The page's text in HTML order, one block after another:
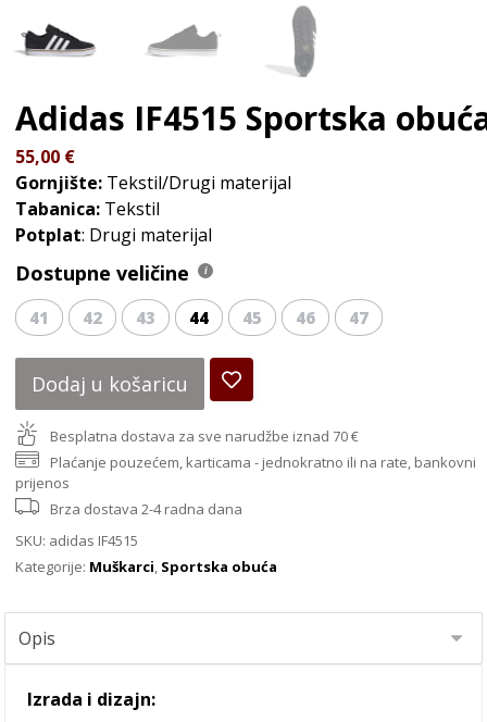
Adidas IF4515 Sportska
55,00 €
Gornjište: Tekstil/Drugi materijal
Tabanica: Tekstil
Potplat: Drugi materijal
Dostupne veličine
41 42 43 44 45 46 47
Dodaj u košaricu
Besplatna dostava za sve narudžbe iznad 70 €
Plaćanje pouzećem, karticama - jednokratno ili na rate, bankovni
prijenos
Brza dostava 2-4 radna dana
SKU: adidas IF4515
Kategorije: Muškarci, Sportska obuća
Izrada i dizajn: